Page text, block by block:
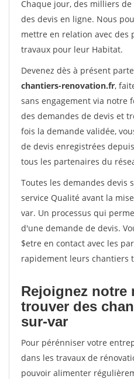
Chaque jour, des milliers
des devis en ligne. Nous
mettre en relation avec
travaux pour leur Habitat.
Devenez dès à présent
chantiers-renovation.fr,
sans engagement via notre
des demandes de devis et
fois la demande validée,
de devis enregistrées
tous les partenaires du
Toutes les demandes devis
service Qualité avant la
var. Un processus qui
d'une demande de devis.
$etre en contact avec les
rapidement leurs chantiers
Rejoignez notre
trouver des
sur-var
Pour pérénniser votre
dans les travaux de
pouvoir alimenter